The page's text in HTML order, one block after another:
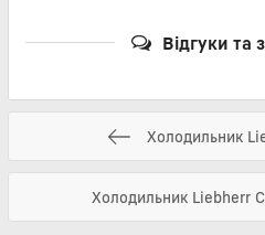
Відгуки та
Холодильник
Холодильник Liebherr